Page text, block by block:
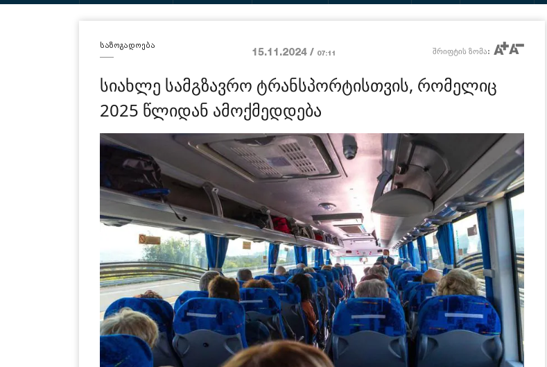
საზოგადოება
15.11.2024 / 07:11 შრიფტის ზომა:
სიახლე სამგზავრო ტრანსპორტისთვის, რომელიც
2025 წლიდან ამოქმედდება